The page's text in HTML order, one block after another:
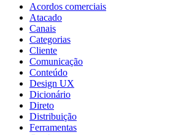
Acordos comerciais
Atacado
Canais
Categorias
Cliente
Comunicação
Conteúdo
Design UX
Dicionário
Direto
Distribuição
Ferramentas